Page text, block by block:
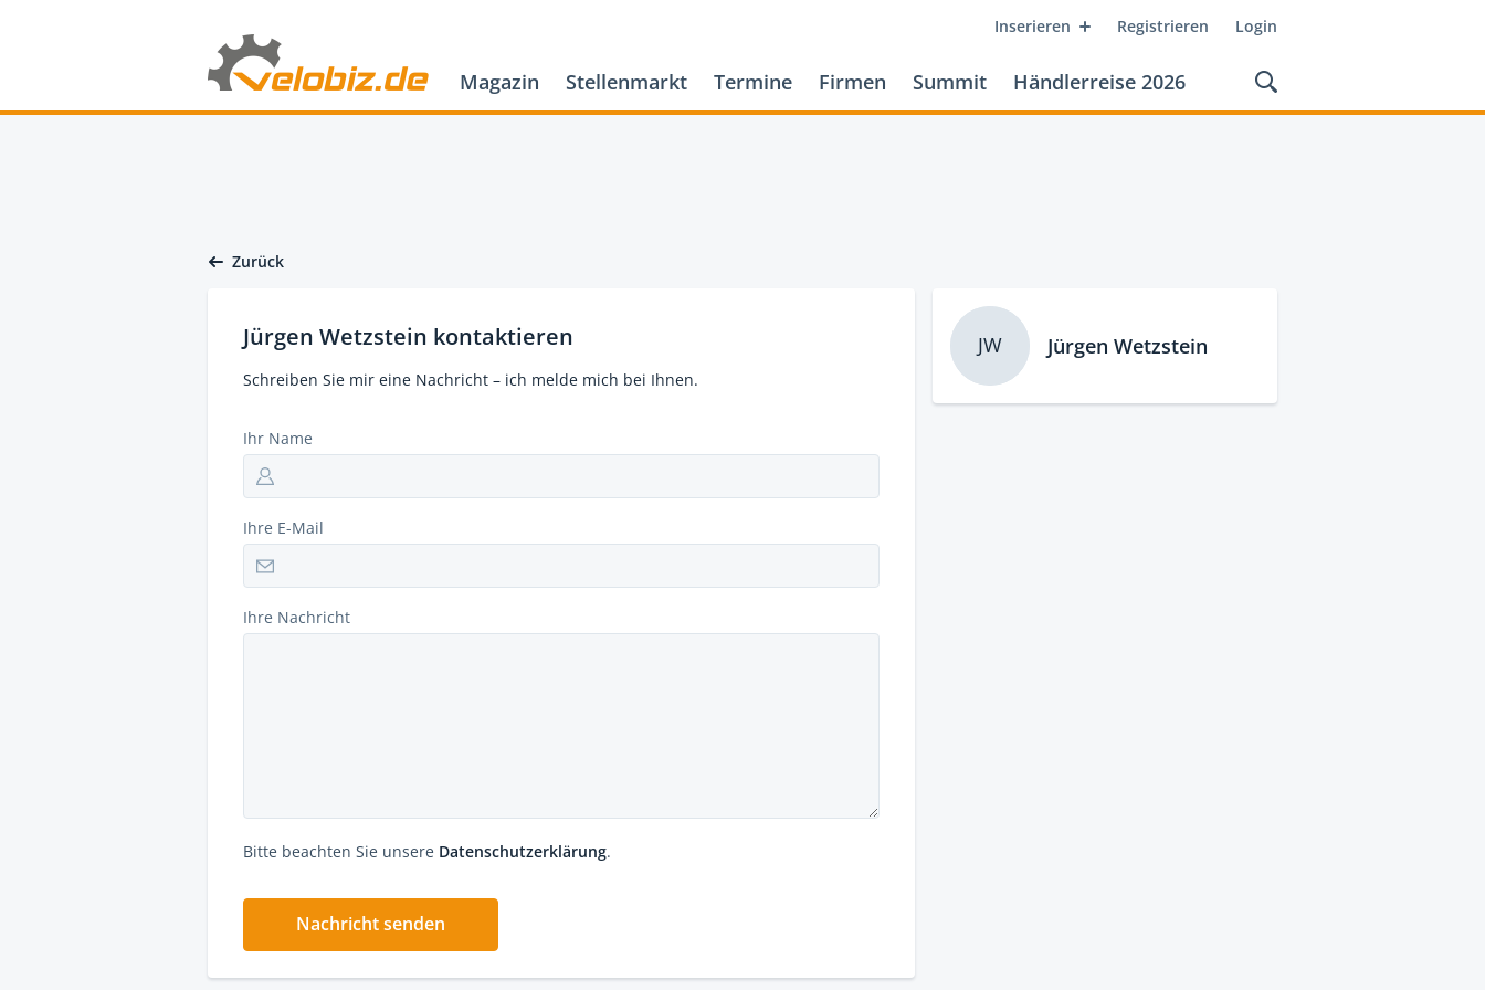
Inserieren Registrieren Login
Magazin Stellenmarkt Termine Firmen Summit Händlerreise 2026
Zurück
Jürgen Wetzstein kontaktieren
Schreiben Sie mir eine Nachricht – ich melde mich bei Ihnen.
Ihr Name
Ihre E-Mail
Ihre Nachricht
Bitte beachten Sie unsere Datenschutzerklärung.
Nachricht senden
JW Jürgen Wetzstein